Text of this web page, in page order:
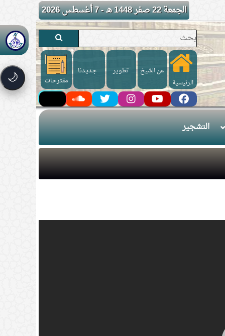
الجمعة 22 صفر 1448 هـ - 7 أغسطس 2026
🌙 الرئيسية
عن الشيخ تطوير
جـديـدنا
مقترحات
التشجير